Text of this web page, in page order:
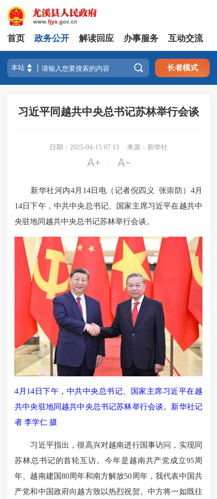
首页 政务公开 解读回应 办事服务 互动交流
 长者模式
习近平同越共中央总书记苏林举行会谈
日期：2025-04-15 07:13 来源：新华社
 
新华社河内4月14日电（记者倪四义 张崇防）4月
14日下午，中共中央总书记、国家主席习近平在越共中
央驻地同越共中央总书记苏林举行会谈。
4月14日下午，中共中央总书记、国家主席习近平在越
共中央驻地同越共中央总书记苏林举行会谈。新华社记
者 李学仁 摄
习近平指出，很高兴对越南进行国事访问，实现同
苏林总书记的首轮互访。今年是越南共产党成立95周
年、越南建国80周年和南方解放50周年，我代表中国共
产党和中国政府向越方致以热烈祝贺。中方将一如既往